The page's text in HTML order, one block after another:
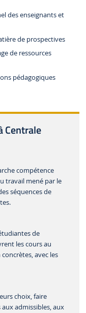
des enseignants et
de prospectives
de ressources
pédagogiques
Centrale
compétence
travail mené par le
séquences de
de
les cours au
avec les
choix, faire
admissibles, aux